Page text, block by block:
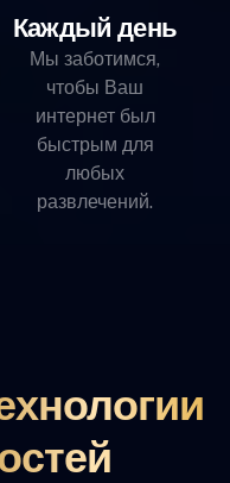
Каждый день
Мы заботимся,
чтобы Ваш
интернет был
быстрым для
любых
развлечений.